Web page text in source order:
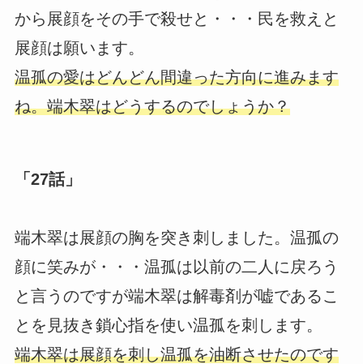
から展顔をその手で殺せと・・・民を救えと
展顔は願います。
温孤の愛はどんどん間違った方向に進みます
ね。端木翠はどうするのでしょうか？
「27話」
端木翠は展顔の胸を突き刺しました。温孤の
顔に笑みが・・・温孤は以前の二人に戻ろう
と言うのですが端木翠は解毒剤が嘘であるこ
とを見抜き鎖心指を使い温孤を刺します。
端木翠は展顔を刺し温孤を油断させたのです